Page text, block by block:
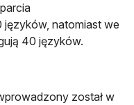
języków, natomiast we
40 języków.
został w